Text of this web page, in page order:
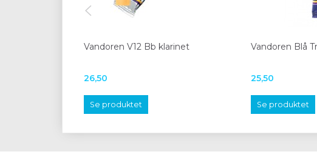
Vandoren V12 Bb klarinet
26,50
Se produktet
Vandoren Blå
25,50
Se produktet